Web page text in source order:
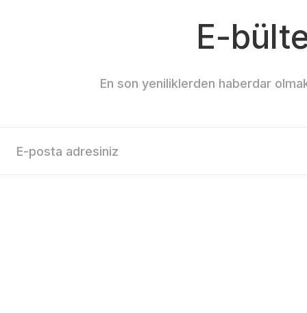
Gönder
E-
En son yeniliklerden haberdar